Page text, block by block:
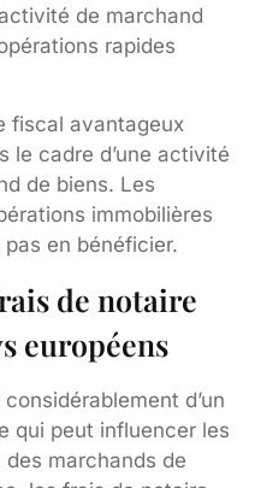
de marchand
rapides
fiscal avantageux
le cadre d’une activité
de biens. Les
immobilières
en bénéficier.
de notaire
européens
d’un
qui peut influencer les
des marchands de